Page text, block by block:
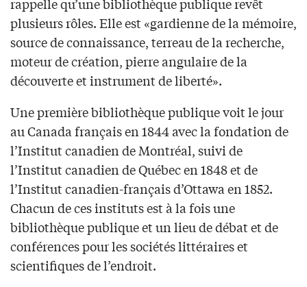
rappelle qu’une bibliothèque publique revêt
plusieurs rôles. Elle est «gardienne de la mémoire,
source de connaissance, terreau de la recherche,
moteur de création, pierre angulaire de la
découverte et instrument de liberté».
Une première bibliothèque publique voit le jour
au Canada français en 1844 avec la fondation de
l’Institut canadien de Montréal, suivi de
l’Institut canadien de Québec en 1848 et de
l’Institut canadien-français d’Ottawa en 1852.
Chacun de ces instituts est à la fois une
bibliothèque publique et un lieu de débat et de
conférences pour les sociétés littéraires et
scientifiques de l’endroit.